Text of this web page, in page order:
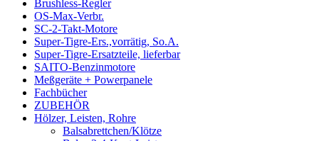
Brushless-Regler
OS-Max-Verbr.
SC-2-Takt-Motore
Super-Tigre-Ers.,vorrätig, So.A.
Super-Tigre-Ersatzteile, lieferbar
SAITO-Benzinmotore
Meßgeräte + Powerpanele
Fachbücher
ZUBEHÖR
Hölzer, Leisten, Rohre
Balsabrettchen/Klötze